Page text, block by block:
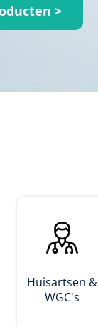
>
Huisartsen &
WGC's